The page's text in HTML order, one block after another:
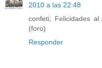
2010 a las 22:48
confeti; Felicidades
(foro)
Responder